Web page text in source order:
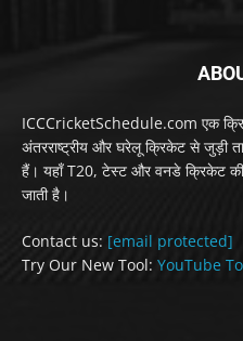
ICCCricketSchedule.com एक
अंतरराष्ट्रीय और घरेलू क्रिकेट से
हैं। यहाँ T20, टेस्ट और वनडे क्रिकेट की
जाती है।
Contact us: [email protected]
Try Our New Tool: YouTube